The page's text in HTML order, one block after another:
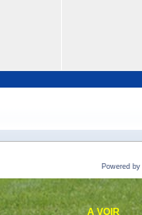
Powered by
A VOIR